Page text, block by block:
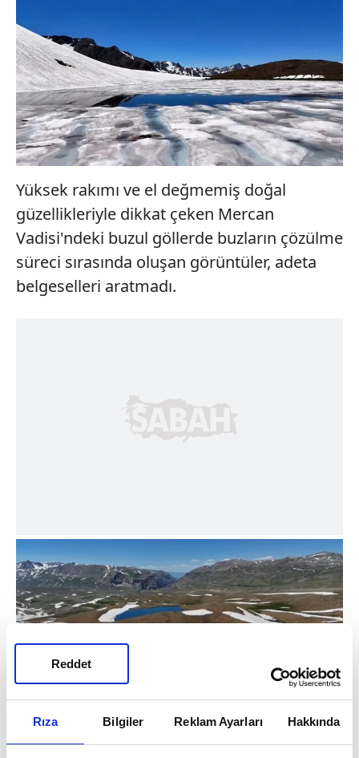
Rıza Bilgiler Reklam Ayarları Hakkında
Reddet
Yüksek rakımı ve el değmemiş doğal
güzellikleriyle dikkat çeken Mercan
Vadisi'ndeki buzul göllerde buzların çözülme
süreci sırasında oluşan görüntüler, adeta
belgeselleri aratmadı.
Doğanın yeniden canlanışını gözler önüne